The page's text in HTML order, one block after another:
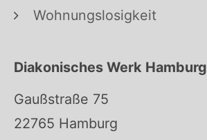
Wohnungslosigkeit
Diakonisches Werk Hamburg
Gaußstraße 75
22765 Hamburg